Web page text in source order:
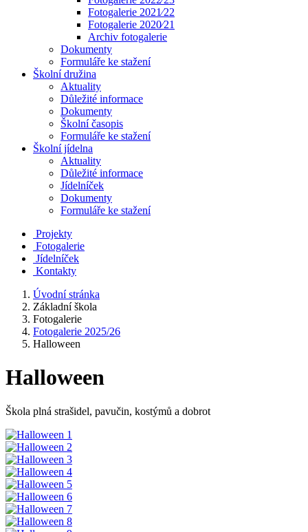
Fotogalerie 2021⁄22
Fotogalerie 2020⁄21
Archiv fotogalerie
Dokumenty
Formuláře ke stažení
Školní družina
Aktuality
Důležité informace
Dokumenty
Školní časopis
Formuláře ke stažení
Školní jídelna
Aktuality
Důležité informace
Jídelníček
Dokumenty
Formuláře ke stažení
Projekty
Fotogalerie
Jídelníček
Kontakty
Úvodní stránka
Základní škola
Fotogalerie
Fotogalerie 2025/26
Halloween
Halloween
Škola plná strašidel, pavučin, kostýmů a dobrot